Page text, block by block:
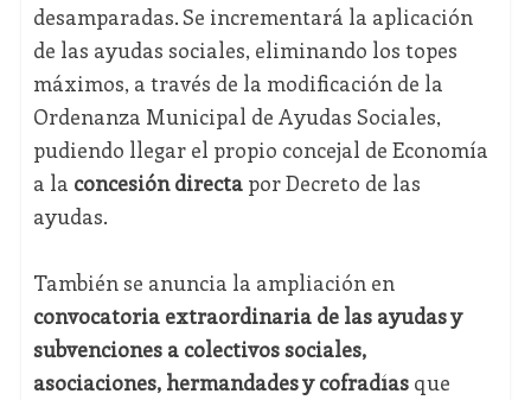
desamparadas. Se incrementará la aplicación
de las ayudas sociales, eliminando los topes
máximos, a través de la modificación de la
Ordenanza Municipal de Ayudas Sociales,
pudiendo llegar el propio concejal de Economía
a la concesión directapor Decreto de las
ayudas.
También se anuncia la ampliación en
convocatoria extraordinaria de las ayudas y
subvenciones a colectivos sociales,
asociaciones, hermandades y cofradíasque